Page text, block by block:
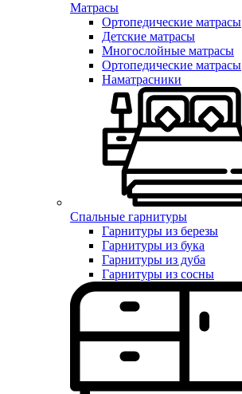
Матрасы
Ортопедические матрасы
Детские матрасы
Многослойные матрасы
Ортопедические матрасы
Наматрасники
Спальные гарнитуры
Гарнитуры из березы
Гарнитуры из бука
Гарнитуры из дуба
Гарнитуры из сосны